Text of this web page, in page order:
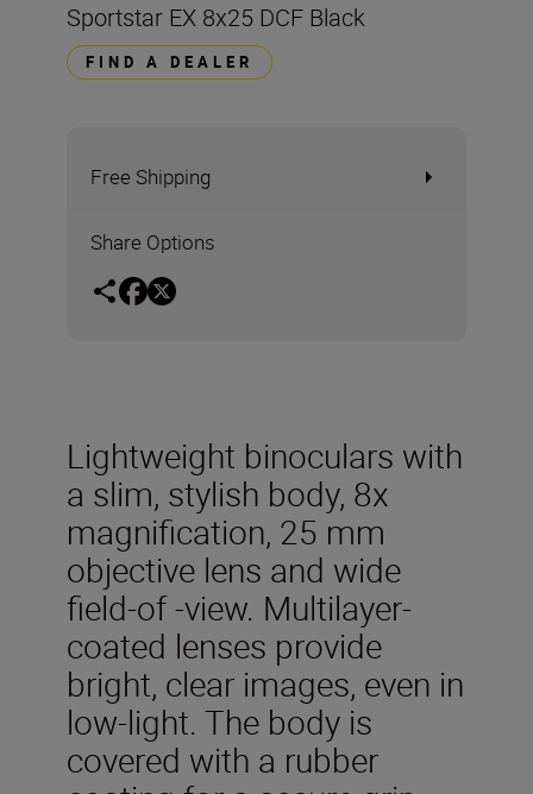
Sportstar EX 8x25 DCF Black
FIND A DEALER
Free Shipping
Share Options
Lightweight binoculars with
a slim, stylish body, 8x
magnification, 25 mm
objective lens and wide
field-of -view. Multilayer-
coated lenses provide
bright, clear images, even in
low-light. The body is
covered with a rubber